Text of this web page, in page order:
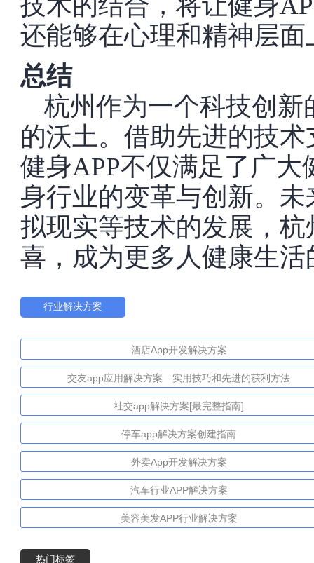
还能够在心理和精神层
总结
杭州作为一个科技创新
的沃土。借助先进的技
健身APP不仅满足了广
身行业的变革与创新。
拟现实等技术的发展，
喜，成为更多人健康生
行业解决方案
酒店App开发解决方案
交友app应用解决方案—实用技巧和先进的获利方法
社交app解决方案[最完整指南]
停车app解决方案创建指南
外卖App开发解决方案
汽车行业APP解决方案
美容美发APP行业解决方案
热门标签